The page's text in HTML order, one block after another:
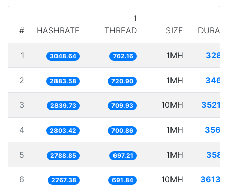
# HASHRATE
1
THREAD
SIZE
1 3048.64 762.16 1MH
2 2883.58 720.90 1MH
3 2839.73 709.93 10MH
4 2803.42 700.86 1MH
5 2788.85 697.21 1MH
6 2767.38 691.84 10MH